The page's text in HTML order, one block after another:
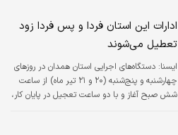
ادارات این استان فردا و پس فردا زود
تعطیل می‌شوند
ایسنا: دستگاه‌های اجرایی استان همدان در روزهای
چهارشنبه و پنج‌شنبه (۲۰ و ۲۱ تیر ماه) از ساعت
شش صبح آغاز و با دو ساعت تعجیل در پایان کار،